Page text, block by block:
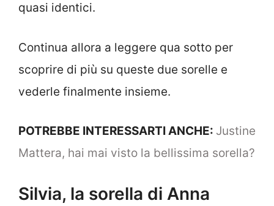
quasi identici.
Continua allora a leggere qua sotto per
scoprire di più su queste due sorelle e
vederle finalmente insieme.
POTREBBE INTERESSARTI ANCHE: Justine
Mattera, hai mai visto la bellissima sorella?
Silvia, la sorella di Anna